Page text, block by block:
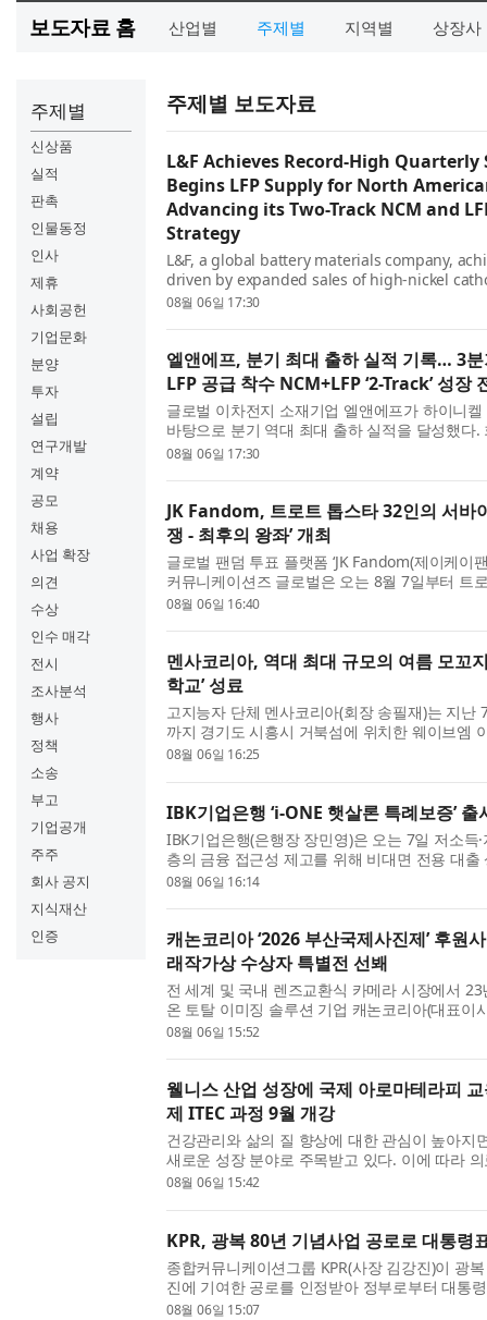
보도자료 홈 산업별 주제별 지역별 상장사
주제별
신상품
실적
판촉
인물동정
인사
제휴
사회공헌
기업문화
분양
투자
설립
연구개발
계약
공모
채용
사업 확장
의견
수상
인수 매각
전시
조사분석
행사
정책
소송
부고
기업공개
주주
회사 공지
지식재산
인증
주제별 보도자료
L&F Achieves Record-High
Begins LFP Supply for North
Advancing its Two-Track NCM and
Strategy
L&F, a global battery materials company,
driven by expanded sales of high-nickel
annual NCM shipments to significantly
08월 06일 17:30
엘앤에프, 분기 최대 출하 실적 기록… 3분
LFP 공급 착수 NCM+LFP ‘2-Track’ 성장
글로벌 이차전지 소재기업 엘앤에프가 하이니
바탕으로 분기 역대 최대 출하 실적을 달성했다
연간 출하량이 연초 계획 대비 크게 상회할 것으
08월 06일 17:30
JK Fandom, 트로트 톱스타 32인의 서바
쟁 - 최후의 왕좌’ 개최
글로벌 팬덤 투표 플랫폼 ‘JK Fandom(제이케이
커뮤니케이션즈 글로벌은 오는 8월 7일부터 트
여하는 토너먼트 투표 ‘트롯 전쟁 - 최후의 왕좌
08월 06일 16:40
멘사코리아, 역대 최대 규모의 여름 모꼬
학교’ 성료
고지능자 단체 멘사코리아(회장 송필재)는 지난
까지 경기도 시흥시 거북섬에 위치한 웨이브엠
‘2026 멘사 여름 마법학교’를 성공적으로 개최
08월 06일 16:25
IBK기업은행 ‘i-ONE 햇살론 특례보증’ 출
IBK기업은행(은행장 장민영)은 오는 7일 저소득
층의 금융 접근성 제고를 위해 비대면 전용 대출
특례보증’을 출시한다고 6일 밝혔다. 이번 상품
08월 06일 16:14
캐논코리아 ‘2026 부산국제사진제’ 후원
래작가상 수상자 특별전 선봬
전 세계 및 국내 렌즈교환식 카메라 시장에서
온 토탈 이미징 솔루션 기업 캐논코리아(대표이
가 오는 8월 18일(화)까지 열리는 ‘2026 부산국
08월 06일 15:52
웰니스 산업 성장에 국제 아로마테라피
제 ITEC 과정 9월 개강
건강관리와 삶의 질 향상에 대한 관심이 높아지
새로운 성장 분야로 주목받고 있다. 이에 따라 의
등 다양한 현장에서 활용할 수 있는 전문 교육에
08월 06일 15:42
KPR, 광복 80년 기념사업 공로로 대통령
종합커뮤니케이션그룹 KPR(사장 김강진)이 광
진에 기여한 공로를 인정받아 정부로부터 대통
정부는 광복 80년 기념사업 추진에 기여한 개인
08월 06일 15:07